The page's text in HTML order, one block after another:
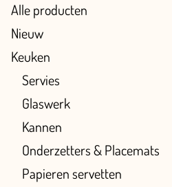
Alle producten
Nieuw
Keuken
Servies
Glaswerk
Kannen
Onderzetters & Placemats
Papieren servetten